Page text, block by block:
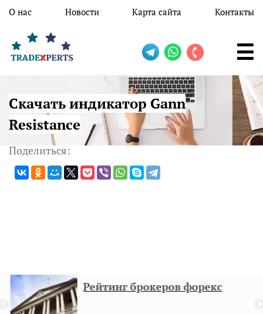
Перейти к основному содержанию
О нас Новости Карта сайта Контакты
Скачать индикатор Gann
Resistance
Поделиться:
Рейтинг брокеров форекс